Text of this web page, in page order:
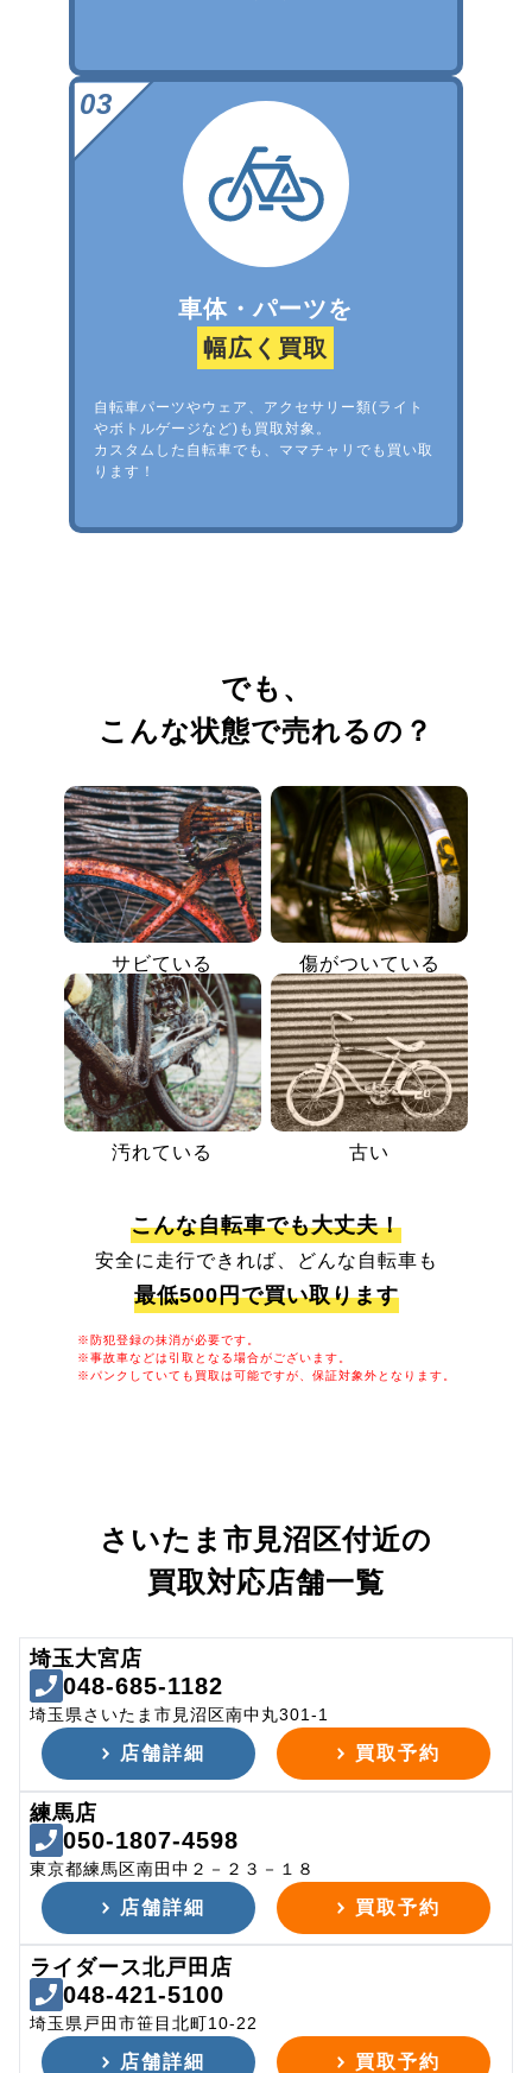
車体・パーツを
幅広く買取
自転車パーツやウェア、アクセサリー類(ライト
やボトルゲージなど)も買取対象。
カスタムした自転車でも、ママチャリでも買い取
ります！
でも、
こんな状態で売れるの？
サビている 傷がついている
汚れている 古い
こんな自転車でも大丈夫！
安全に走行できれば、どんな自転車も
最低500円で買い取ります
※防犯登録の抹消が必要です。
※事故車などは引取となる場合がございます。
※パンクしていても買取は可能ですが、保証対象外となります。
さいたま市見沼区付近の
買取対応店舗一覧
埼玉大宮店
048-685-1182
埼玉県さいたま市見沼区南中丸301-1
店舗詳細 買取予約
練馬店
050-1807-4598
東京都練馬区南田中２－２３－１８
店舗詳細 買取予約
ライダース北戸田店
048-421-5100
埼玉県戸田市笹目北町10-22
店舗詳細 買取予約